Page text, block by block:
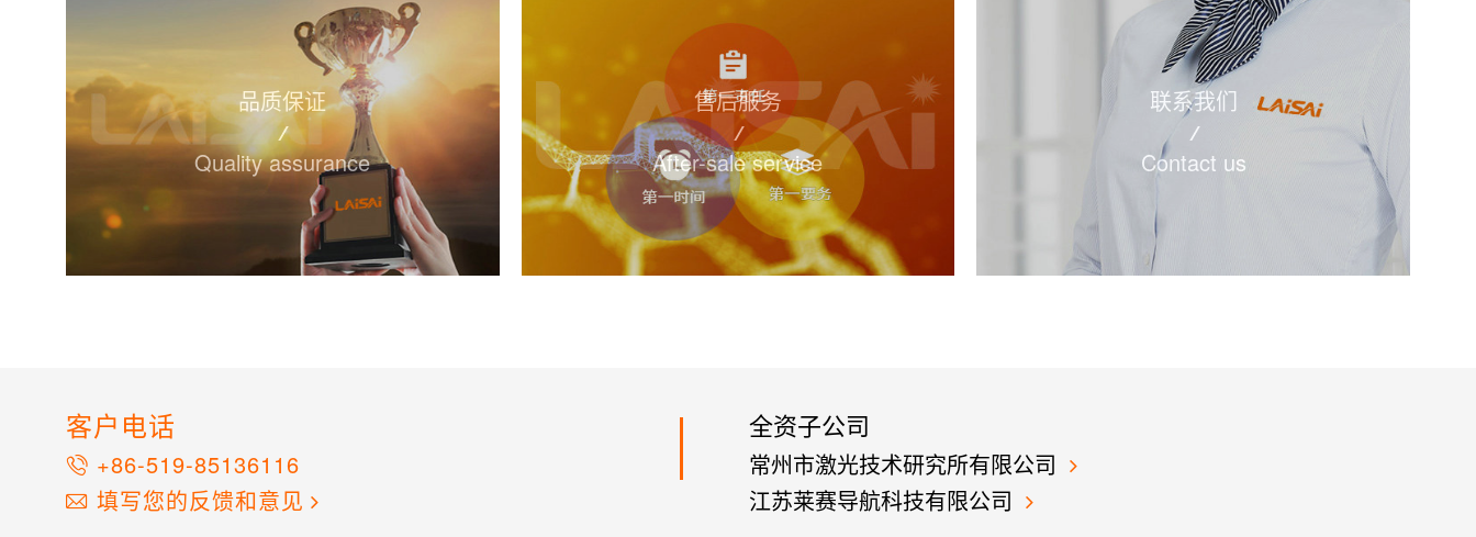
品质保证
Quality assurance
售后服务
After-sale service
联系我们
Contact us
客户电话
+86-519-85136116
填写您的反馈和意见
全资子公司
常州市激光技术研究所有限公司
江苏莱赛导航科技有限公司